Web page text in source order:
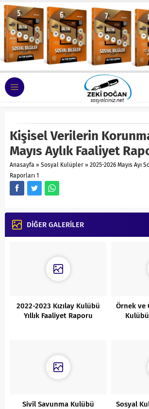
Kişisel Verilerin
Mayıs Aylık Faaliyet
Anasayfa » Sosyal Kulüpler » 2025-2026 Mayıs Ayı
Raporları 1
DİĞER GALERİLER
2022-2023 Kızılay Kulübü
Yıllık Faaliyet Raporu
Örnek ve
Kulübü
Sivil Savunma Kulübü
Sosyal